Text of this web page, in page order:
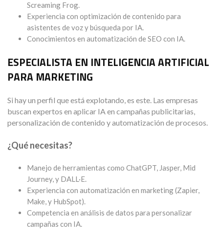
Screaming Frog.
Experiencia con optimización de contenido para
asistentes de voz y búsqueda por IA.
Conocimientos en automatización de SEO con IA.
ESPECIALISTA EN INTELIGENCIA ARTIFICIAL
PARA MARKETING
Si hay un perfil que está explotando, es este. Las empresas
buscan expertos en aplicar IA en campañas publicitarias,
personalización de contenido y automatización de procesos.
¿Qué necesitas?
Manejo de herramientas como ChatGPT, Jasper, Mid
Journey, y DALL·E.
Experiencia con automatización en marketing (Zapier,
Make, y HubSpot).
Competencia en análisis de datos para personalizar
campañas con IA.